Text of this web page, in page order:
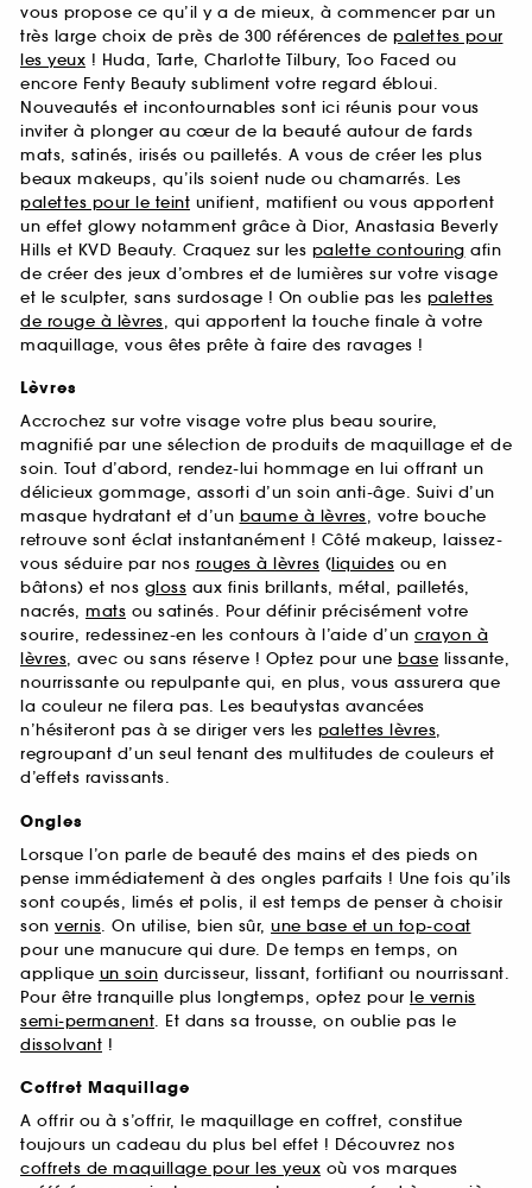
vous propose ce qu’il y a de mieux, à commencer par un
très large choix de près de 300 références de palettes pour
les yeux ! Huda, Tarte, Charlotte Tilbury, Too Faced ou
encore Fenty Beauty subliment votre regard ébloui.
Nouveautés et incontournables sont ici réunis pour vous
inviter à plonger au cœur de la beauté autour de fards
mats, satinés, irisés ou pailletés. A vous de créer les plus
beaux makeups, qu’ils soient nude ou chamarrés. Les
palettes pour le teint unifient, matifient ou vous apportent
un effet glowy notamment grâce à Dior, Anastasia Beverly
Hills et KVD Beauty. Craquez sur les palette contouring afin
de créer des jeux d’ombres et de lumières sur votre visage
et le sculpter, sans surdosage ! On oublie pas les palettes
de rouge à lèvres, qui apportent la touche finale à votre
maquillage, vous êtes prête à faire des ravages !
Lèvres
Accrochez sur votre visage votre plus beau sourire,
magnifié par une sélection de produits de maquillage et de
soin. Tout d’abord, rendez-lui hommage en lui offrant un
délicieux gommage, assorti d’un soin anti-âge. Suivi d’un
masque hydratant et d’un baume à lèvres, votre bouche
retrouve sont éclat instantanément ! Côté makeup, laissez-
vous séduire par nos rouges à lèvres (liquides ou en
bâtons) et nos gloss aux finis brillants, métal, pailletés,
nacrés, mats ou satinés. Pour définir précisément votre
sourire, redessinez-en les contours à l’aide d’un crayon à
lèvres, avec ou sans réserve ! Optez pour une base lissante,
nourrissante ou repulpante qui, en plus, vous assurera que
la couleur ne filera pas. Les beautystas avancées
n’hésiteront pas à se diriger vers les palettes lèvres,
regroupant d’un seul tenant des multitudes de couleurs et
d’effets ravissants.
Ongles
Lorsque l’on parle de beauté des mains et des pieds on
pense immédiatement à des ongles parfaits ! Une fois qu’ils
sont coupés, limés et polis, il est temps de penser à choisir
son vernis. On utilise, bien sûr, une base et un top-coat
pour une manucure qui dure. De temps en temps, on
applique un soin durcisseur, lissant, fortifiant ou nourrissant.
Pour être tranquille plus longtemps, optez pour le vernis
semi-permanent. Et dans sa trousse, on oublie pas le
dissolvant !
Coffret Maquillage
A offrir ou à s’offrir, le maquillage en coffret, constitue
toujours un cadeau du plus bel effet ! Découvrez nos
coffrets de maquillage pour les yeux où vos marques